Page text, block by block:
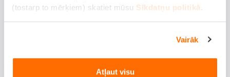
(tostarp to mērķiem) skatiet mūsu Sīkdatņu politikā
Vairāk
Atļaut visu
vienmēr turi kabatā, nevis rokās. Vienmēr pievērs
uzmanību ceļam, jo tikai 1 sekunde var šķirt no nelaimes.
Sagatavojies sliktam laikam un
ārkārtas situācijām